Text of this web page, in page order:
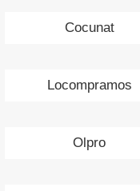
Cocunat
Locompramos
Olpro